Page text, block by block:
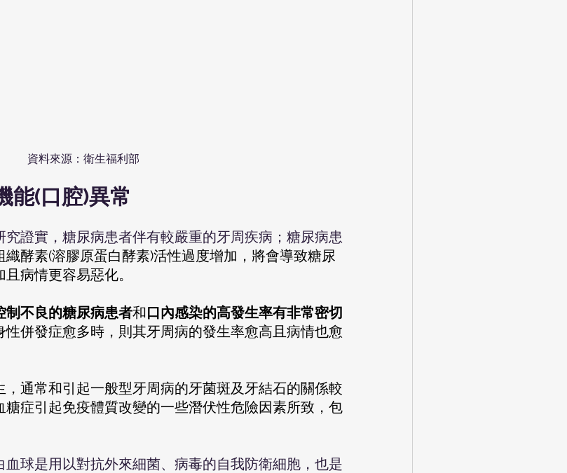
資料來源：衛生福利部
能(口腔)異常
織酵素(溶膠原蛋白酵素)活性過度增加，將會導致糖尿
病情更容易惡化。
制不良的糖尿病患者和口內感染的高發生率有非常密切
性併發症愈多時，則其牙周病的發生率愈高且病情也愈
症引起免疫體質改變的一些潛伏性危險因素所致，包
血球是用以對抗外來細菌、病毒的自我防衛細胞，也是